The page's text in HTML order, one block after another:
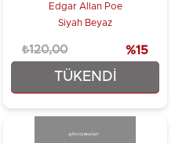
TÜKENDI
Edgar Allan Poe
Siyah Beyaz
₺102,00
₺120,00 %15